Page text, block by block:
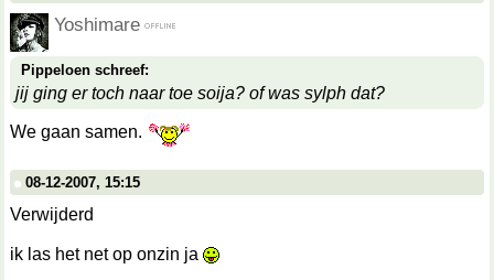
Yoshimare
Pippeloen schreef:
jij ging er toch naar toe soija? of was sylph dat?
We gaan samen.
08-12-2007, 15:15
Verwijderd
ik las het net op onzin ja